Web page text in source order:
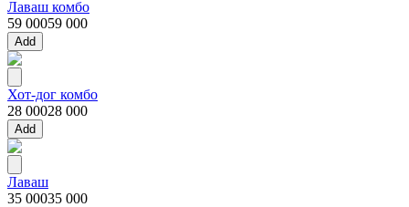
Лаваш комбо
59 00059 000
Add
Хот-дог комбо
28 00028 000
Add
Лаваш
35 00035 000